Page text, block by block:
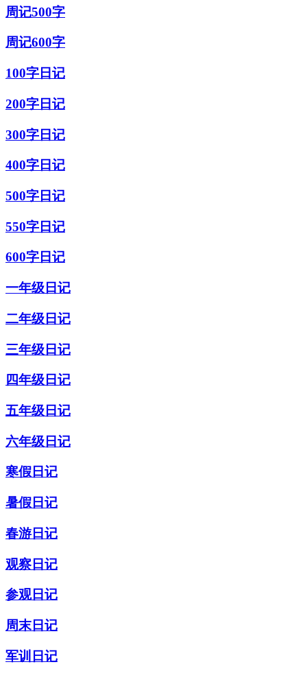
周记500字
周记600字
100字日记
200字日记
300字日记
400字日记
500字日记
550字日记
600字日记
一年级日记
二年级日记
三年级日记
四年级日记
五年级日记
六年级日记
寒假日记
暑假日记
春游日记
观察日记
参观日记
周末日记
军训日记